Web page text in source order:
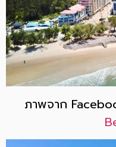
ภาพจาก